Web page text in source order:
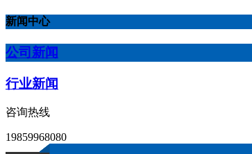
新闻中心
公司新闻
行业新闻
咨询热线
19859968080